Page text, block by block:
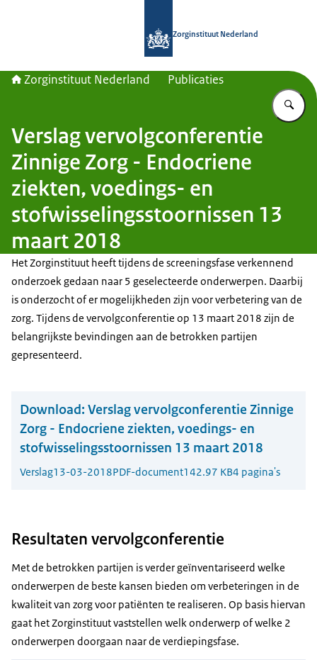
Zorginstituut Nederland
Zorginstituut Nederland Publicaties
Verslag vervolgconferentie
Zinnige Zorg - Endocriene
ziekten, voedings- en
stofwisselingsstoornissen 13
maart 2018
Het Zorginstituut heeft tijdens de screeningsfase verkennend
onderzoek gedaan naar 5 geselecteerde onderwerpen. Daarbij
is onderzocht of er mogelijkheden zijn voor verbetering van de
zorg. Tijdens de vervolgconferentie op 13 maart 2018 zijn de
belangrijkste bevindingen aan de betrokken partijen
gepresenteerd.
Download: Verslag vervolgconferentie Zinnige
Zorg - Endocriene ziekten, voedings- en
stofwisselingsstoornissen 13 maart 2018
Verslag13-03-2018PDF-document142.97 KB4 pagina's
Resultaten vervolgconferentie
Met de betrokken partijen is verder geïnventariseerd welke
onderwerpen de beste kansen bieden om verbeteringen in de
kwaliteit van zorg voor patiënten te realiseren. Op basis hiervan
gaat het Zorginstituut vaststellen welk onderwerp of welke 2
onderwerpen doorgaan naar de verdiepingsfase.